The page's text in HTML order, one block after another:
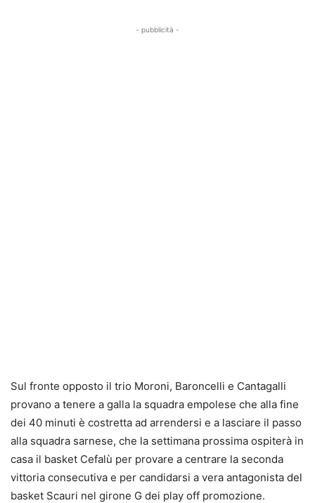
- pubblicità -
Sul fronte opposto il trio Moroni, Baroncelli e Cantagalli
provano a tenere a galla la squadra empolese che alla fine
dei 40 minuti è costretta ad arrendersi e a lasciare il passo
alla squadra sarnese, che la settimana prossima ospiterà in
casa il basket Cefalù per provare a centrare la seconda
vittoria consecutiva e per candidarsi a vera antagonista del
basket Scauri nel girone G dei play off promozione.